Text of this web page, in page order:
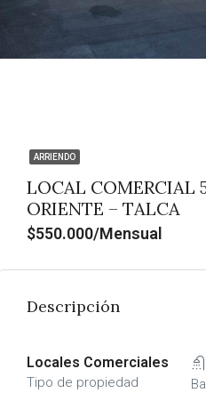
ARRIENDO
LOCAL COMERCIAL
ORIENTE – TALCA
$550.000/Mensual
Descripción
Locales Comerciales
Tipo de propiedad